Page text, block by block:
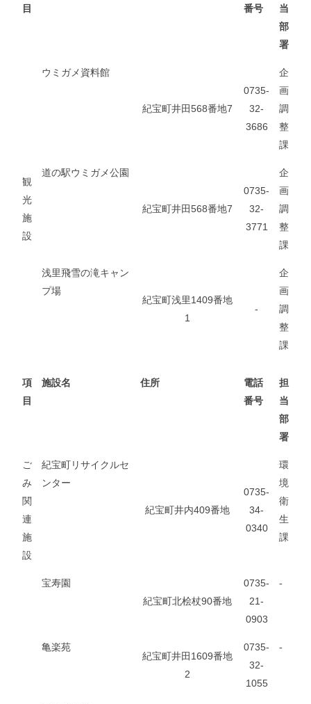
目
番号
当
部
署
観
光
施
設
ウミガメ資料館
紀宝町井田568番地7
0735-
32-
3686
企
画
調
整
課
道の駅ウミガメ公園
紀宝町井田568番地7
0735-
32-
3771
企
画
調
整
課
浅里飛雪の滝キャン
プ場
紀宝町浅里1409番地
1
-
企
画
調
整
課
項
目
施設名 住所
電話
番号
担
当
部
署
ご
み
関
連
施
設
紀宝町リサイクルセ
ンター
紀宝町井内409番地
0735-
34-
0340
環
境
衛
生
課
宝寿園
紀宝町北桧杖90番地
0735-
21-
0903
-
亀楽苑
紀宝町井田1609番地
2
0735-
32-
1055
-